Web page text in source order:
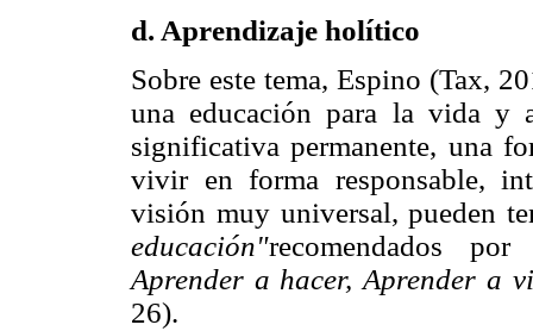
d. Aprendizaje holítico
Sobre este tema, Espino (Tax,
una educación para la vida y
significativa permanente, una
vivir en forma responsable,
visión muy universal, pueden
educación"recomendados
Aprender a hacer, Aprender a
26).